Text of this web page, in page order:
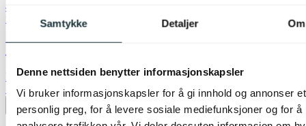
Samtykke Detaljer Om
Denne nettsiden benytter informasjonskapsler
Vi bruker informasjonskapsler for å gi innhold og annonser et
personlig preg, for å levere sosiale mediefunksjoner og for å
40% ved kjøp av 2 eller flere
Nova Life
Venus plafond taklampe 40cm beige
kr 1 599,-
70%
Legg til ønskeliste